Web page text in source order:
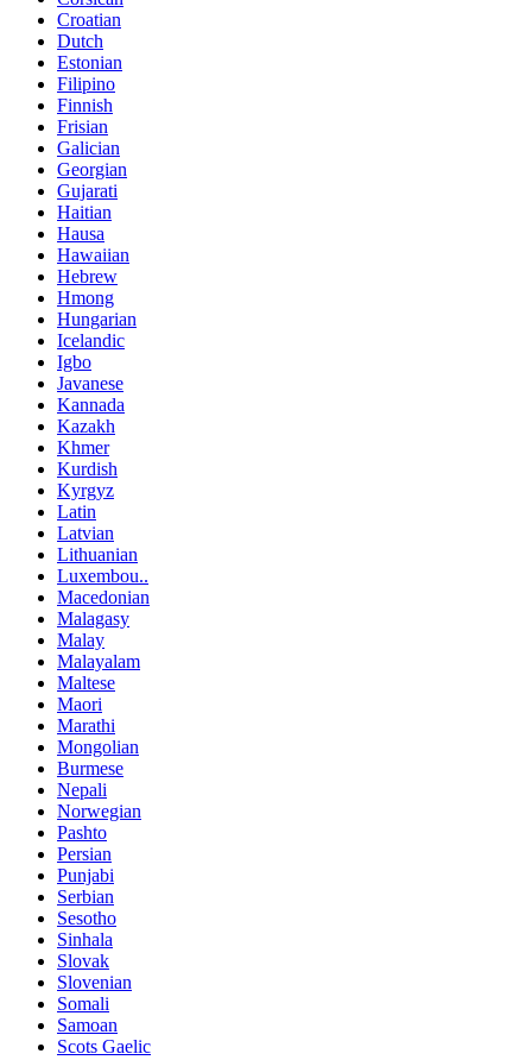
Croatian
Dutch
Estonian
Filipino
Finnish
Frisian
Galician
Georgian
Gujarati
Haitian
Hausa
Hawaiian
Hebrew
Hmong
Hungarian
Icelandic
Igbo
Javanese
Kannada
Kazakh
Khmer
Kurdish
Kyrgyz
Latin
Latvian
Lithuanian
Luxembou..
Macedonian
Malagasy
Malay
Malayalam
Maltese
Maori
Marathi
Mongolian
Burmese
Nepali
Norwegian
Pashto
Persian
Punjabi
Serbian
Sesotho
Sinhala
Slovak
Slovenian
Somali
Samoan
Scots Gaelic